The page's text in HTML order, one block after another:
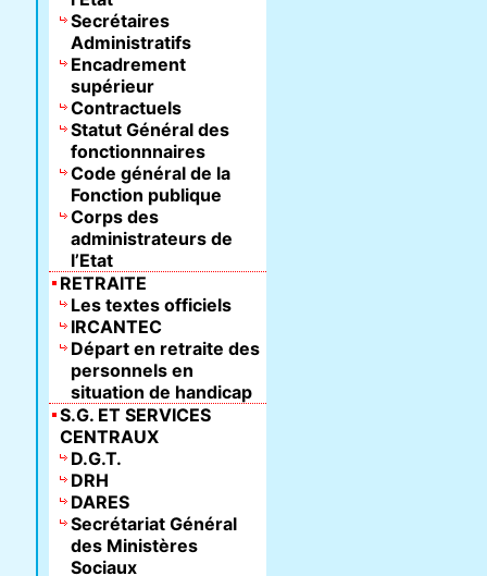
Secrétaires
Administratifs
Encadrement
supérieur
Contractuels
Statut Général des
fonctionnnaires
Code général de la
Fonction publique
Corps des
administrateurs de
l’Etat
RETRAITE
Les textes officiels
IRCANTEC
Départ en retraite des
personnels en
situation de handicap
S.G. ET SERVICES
CENTRAUX
D.G.T.
DRH
DARES
Secrétariat Général
des Ministères
Sociaux